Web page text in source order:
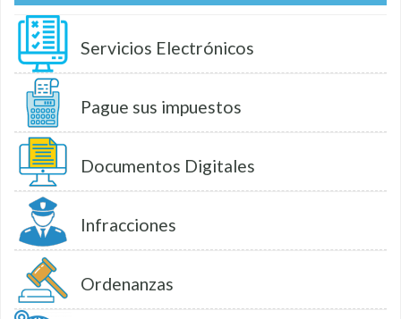
Servicios Electrónicos
Pague sus impuestos
Documentos Digitales
Infracciones
Ordenanzas